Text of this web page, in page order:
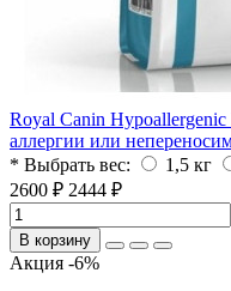
Royal Canin
аллергии или
* Выбрать вес:
1,5 кг
2600 ₽ 2444 ₽
В корзину
Акция -6%